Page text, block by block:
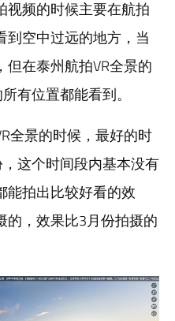
视频的时候主要在航拍
到空中过远的地方，当
在泰州航拍VR全景的
有位置都能看到。
全景的时候，最好的时
这个时间段内基本没有
能拍出比较好看的效
的，效果比3月份拍摄的